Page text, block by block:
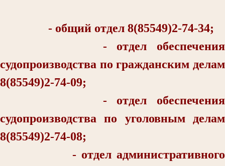
- общий отдел 8(85549)2-74-34;
- отдел обеспечения
судопроизводства по гражданским делам
8(85549)2-74-09;
- отдел обеспечения
судопроизводства по уголовным делам
8(85549)2-74-08;
- отдел административного